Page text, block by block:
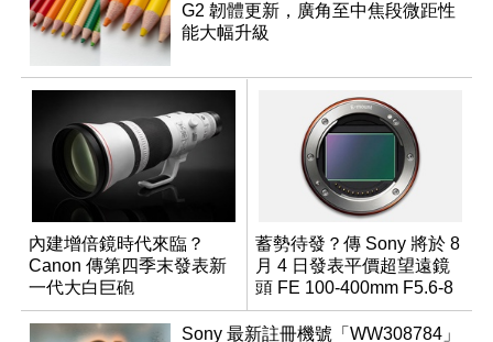
G2 韌體更新，廣角至中焦段微距性
能大幅升級
內建增倍鏡時代來臨？
Canon 傳第四季末發表新
一代大白巨砲
蓄勢待發？傳 Sony 將於 8
月 4 日發表平價超望遠鏡
頭 FE 100-400mm F5.6-8
Sony 最新註冊機號「WW308784」